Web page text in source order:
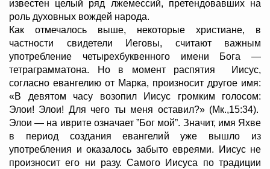
известен целый ряд лжемессий, претендовавших на
роль духовных вождей народа.
Как отмечалось выше, некоторые христиане, в
частности свидетели Иеговы, считают важным
употребление четырехбуквенного имени Бога —
тетраграмматона. Но в момент распятия Иисус,
согласно евангелию от Марка, произносит другое имя:
«В девятом часу возопил Иисус громким голосом:
Элои! Элои! Для чего ты меня оставил?» (Мк.,15:34).
Элои — на иврите означает ”Бог мой”. Значит, имя Яхве
в период создания евангелий уже вышло из
употребления и оказалось забыто евреями. Иисус не
произносит его ни разу. Самого Иисуса по традиции